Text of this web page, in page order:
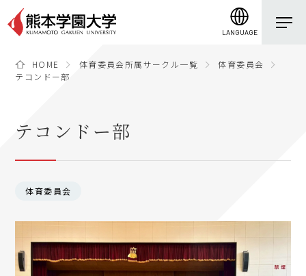
LANGUAGE
HOME 体育委員会所属サークル一覧
体育委員会
テコンドー部
テコンドー部
体育委員会